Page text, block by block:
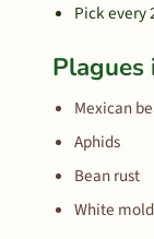
Pick every
Plagues
Mexican
Aphids
Bean rust
White mold